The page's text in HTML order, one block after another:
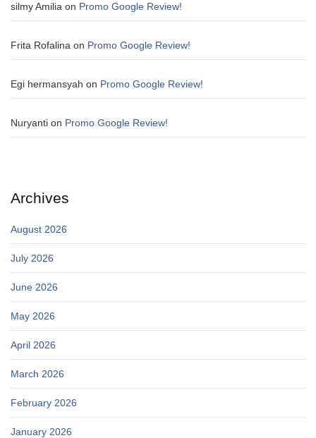
silmy Amilia on Promo Google Review!
Frita Rofalina on Promo Google Review!
Egi hermansyah on Promo Google Review!
Nuryanti on Promo Google Review!
Archives
August 2026
July 2026
June 2026
May 2026
April 2026
March 2026
February 2026
January 2026